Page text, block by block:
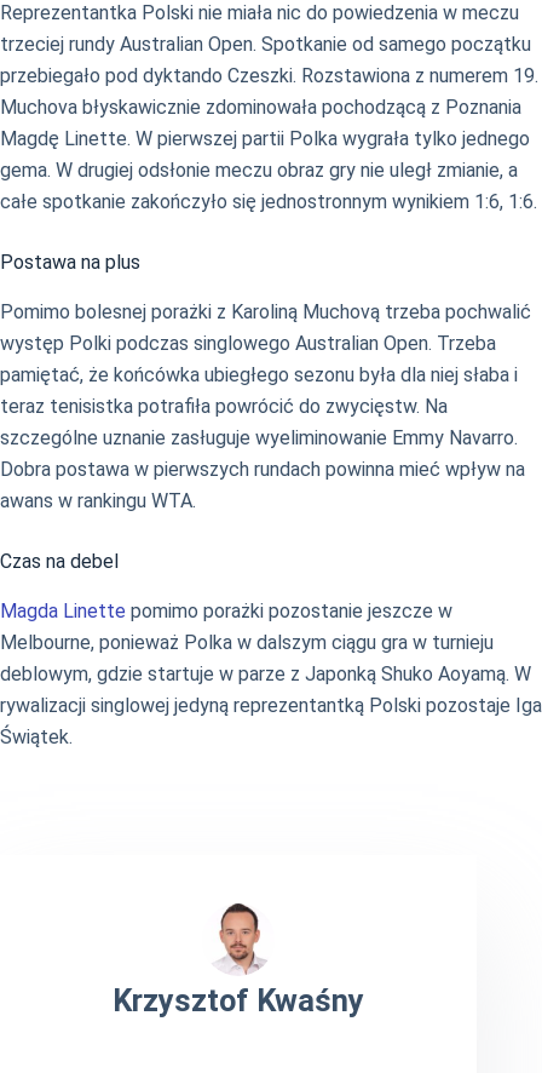
Reprezentantka Polski nie miała nic do powiedzenia w meczu
trzeciej rundy Australian Open. Spotkanie od samego początku
przebiegało pod dyktando Czeszki. Rozstawiona z numerem 19.
Muchova błyskawicznie zdominowała pochodzącą z Poznania
Magdę Linette. W pierwszej partii Polka wygrała tylko jednego
gema. W drugiej odsłonie meczu obraz gry nie uległ zmianie, a
całe spotkanie zakończyło się jednostronnym wynikiem 1:6, 1:6.
Postawa na plus
Pomimo bolesnej porażki z Karoliną Muchovą trzeba pochwalić
występ Polki podczas singlowego Australian Open. Trzeba
pamiętać, że końcówka ubiegłego sezonu była dla niej słaba i
teraz tenisistka potrafiła powrócić do zwycięstw. Na
szczególne uznanie zasługuje wyeliminowanie Emmy Navarro.
Dobra postawa w pierwszych rundach powinna mieć wpływ na
awans w rankingu WTA.
Czas na debel
Magda Linette pomimo porażki pozostanie jeszcze w
Melbourne, ponieważ Polka w dalszym ciągu gra w turnieju
deblowym, gdzie startuje w parze z Japonką Shuko Aoyamą. W
rywalizacji singlowej jedyną reprezentantką Polski pozostaje Iga
Świątek.
Krzysztof Kwaśny